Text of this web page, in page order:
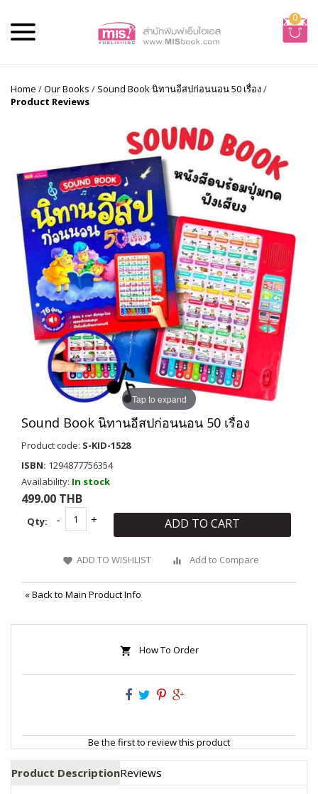
0
Home /Our Books / Sound Book นิทานอีสปก่อนนอน 50 เรื่อง/
Product Reviews
Tap to expand
Sound Book นิทานอีสปก่อนนอน 50 เรื่อง
Product code: S-KID-1528
ISBN: 1294877756354
Availability: In stock
499.00 THB
Qty: ADD TO CART
ADD TO WISHLIST Add to Compare
«Back to Main Product Info
How To Order
Be the first to review this product
Product DescriptionReviews